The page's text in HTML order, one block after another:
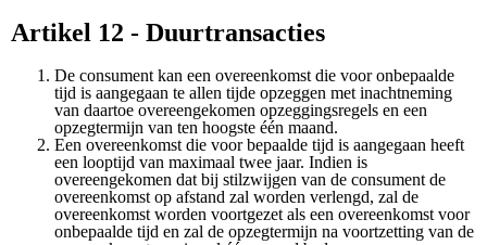
Artikel 12 - Duurtransacties
De consument kan een overeenkomst die voor onbepaalde
tijd is aangegaan te allen tijde opzeggen met inachtneming
van daartoe overeengekomen opzeggingsregels en een
opzegtermijn van ten hoogste één maand.
Een overeenkomst die voor bepaalde tijd is aangegaan heeft
een looptijd van maximaal twee jaar. Indien is
overeengekomen dat bij stilzwijgen van de consument de
overeenkomst op afstand zal worden verlengd, zal de
overeenkomst worden voortgezet als een overeenkomst voor
onbepaalde tijd en zal de opzegtermijn na voortzetting van de